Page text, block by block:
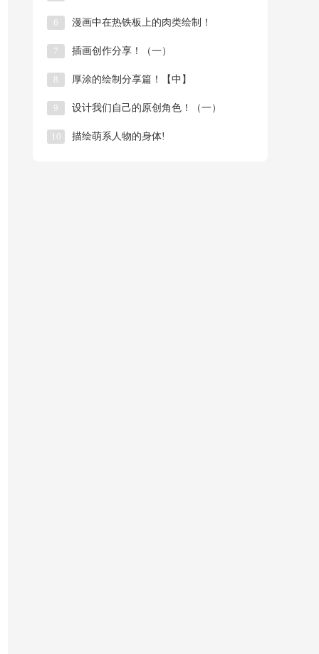
6 漫画中在热铁板上的肉类绘制！
7 插画创作分享！（一）
8 厚涂的绘制分享篇！【中】
9 ​设计我们自己的原创角色！（一）
10 描绘萌系人物的身体!